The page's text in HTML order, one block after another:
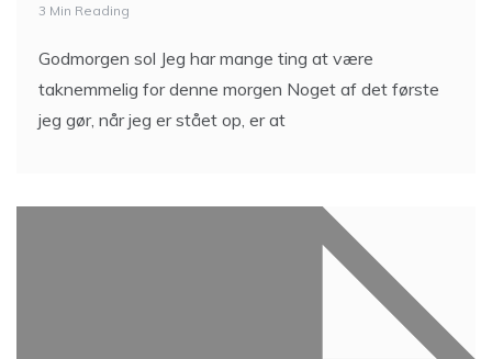
3 Min Reading
Godmorgen sol Jeg har mange ting at være
taknemmelig for denne morgen Noget af det første
jeg gør, når jeg er stået op, er at